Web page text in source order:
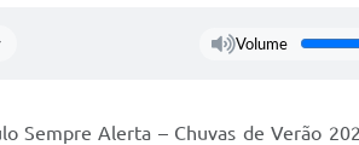
Volume
Sempre Alerta – Chuvas de Verão